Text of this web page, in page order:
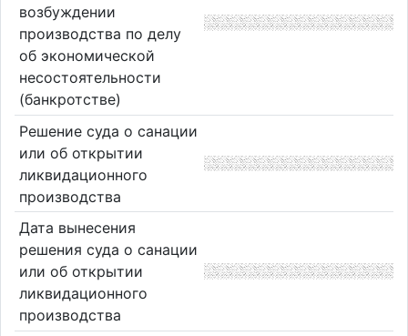
возбуждении
производства по делу
об экономической
несостоятельности
(банкротстве)
Решение суда о санации
или об открытии
ликвидационного
производства
Дата вынесения
решения суда о санации
или об открытии
ликвидационного
производства